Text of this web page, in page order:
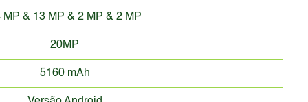
MP & 13 MP & 2 MP & 2 MP
20MP
5160 mAh